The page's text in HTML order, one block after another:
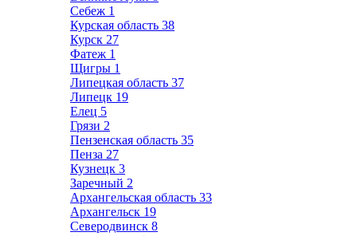
Себеж 1
Курская область 38
Курск 27
Фатеж 1
Щигры 1
Липецкая область 37
Липецк 19
Елец 5
Грязи 2
Пензенская область 35
Пенза 27
Кузнецк 3
Заречный 2
Архангельская область 33
Архангельск 19
Северодвинск 8